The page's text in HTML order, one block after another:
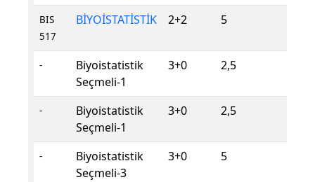
BIS
517
BİYOİSTATİSTİK 2+2 5
-
Biyoistatistik
Seçmeli-1
3+0 2,5
-
Biyoistatistik
Seçmeli-1
3+0 2,5
-
Biyoistatistik
Seçmeli-3
3+0 5